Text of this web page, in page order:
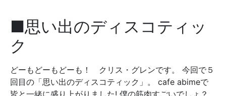
■思い出のディスコティッ
ク
どーもどーもどーも！ クリス・グレンです。 今回で５
回目の「思い出のディスコティック」。 cafe abimeで